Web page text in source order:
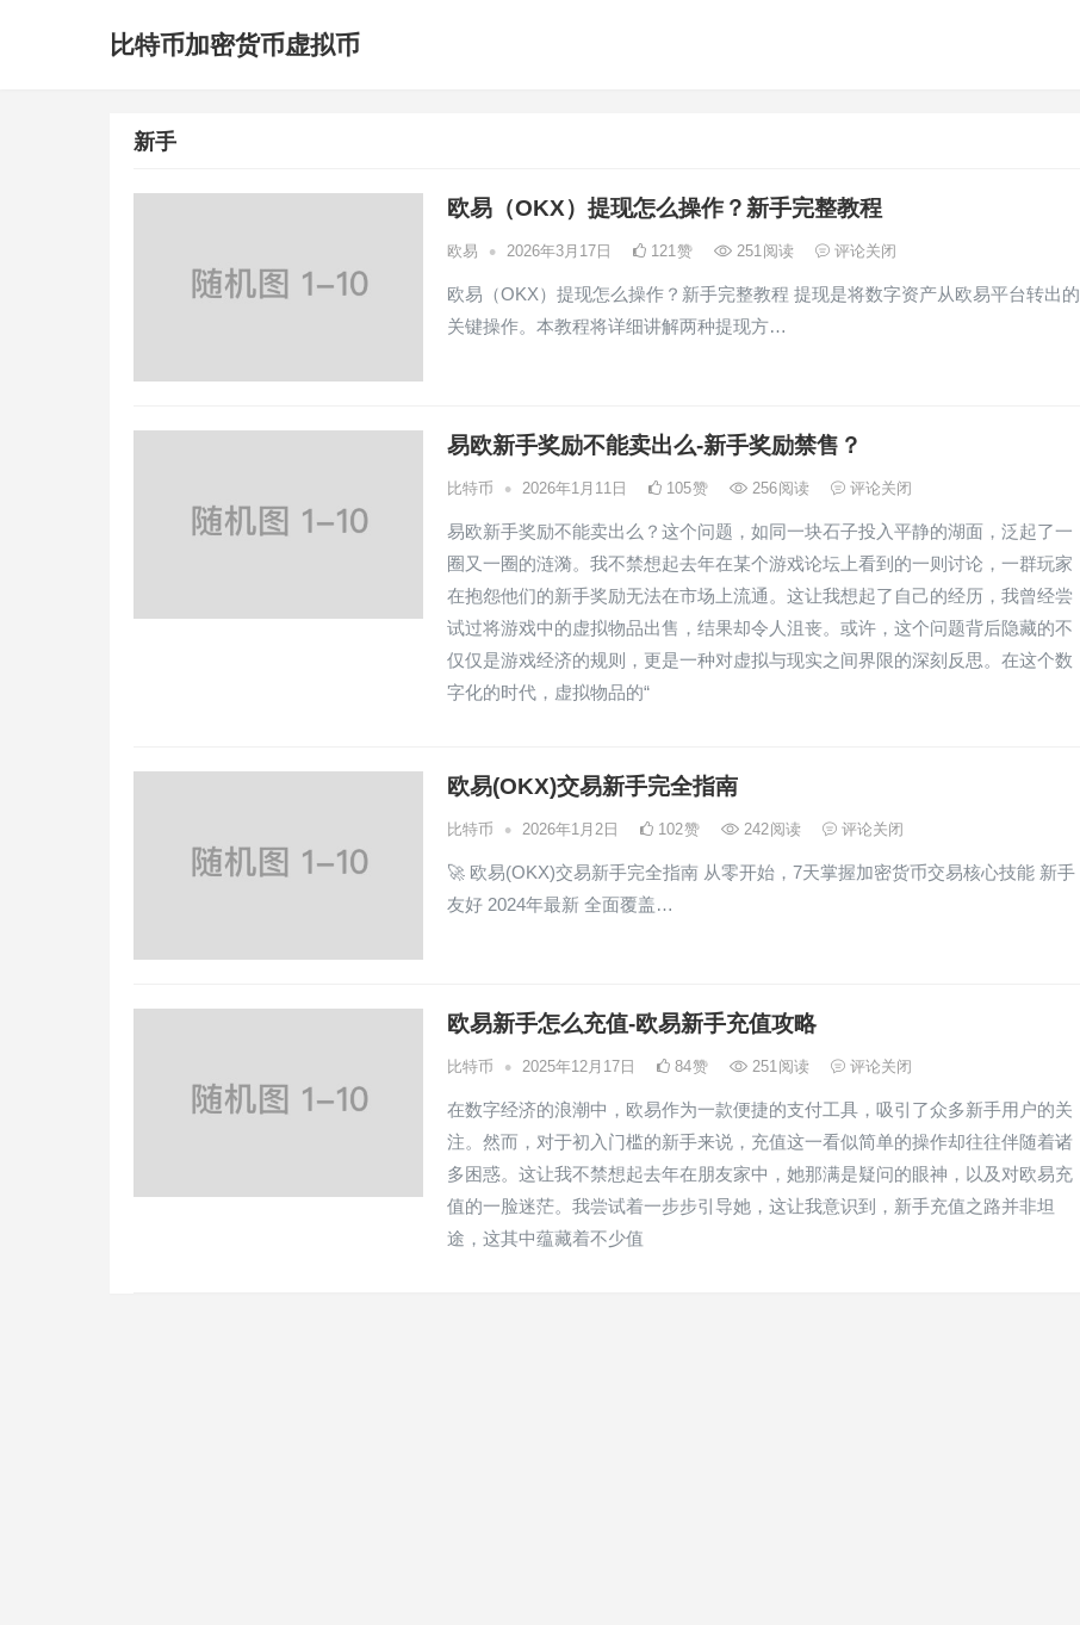
比特币加密货币虚拟币
新手
欧易（OKX）提现怎么操作？新手完整教程
欧易 • 2026年3月17日 121赞 251阅读 评论关闭
欧易（OKX）提现怎么操作？新手完整教程 提现是将数字资产从欧易平台转出的
关键操作。本教程将详细讲解两种提现方…
易欧新手奖励不能卖出么-新手奖励禁售？
比特币 • 2026年1月11日 105赞 256阅读 评论关闭
易欧新手奖励不能卖出么？这个问题，如同一块石子投入平静的湖面，泛起了一
圈又一圈的涟漪。我不禁想起去年在某个游戏论坛上看到的一则讨论，一群玩家
在抱怨他们的新手奖励无法在市场上流通。这让我想起了自己的经历，我曾经尝
试过将游戏中的虚拟物品出售，结果却令人沮丧。或许，这个问题背后隐藏的不
仅仅是游戏经济的规则，更是一种对虚拟与现实之间界限的深刻反思。在这个数
字化的时代，虚拟物品的“
欧易(OKX)交易新手完全指南
比特币 • 2026年1月2日 102赞 242阅读 评论关闭
🚀 欧易(OKX)交易新手完全指南 从零开始，7天掌握加密货币交易核心技能 新手
友好 2024年最新 全面覆盖…
欧易新手怎么充值-欧易新手充值攻略
比特币 • 2025年12月17日 84赞 251 阅读 评论关闭
在数字经济的浪潮中，欧易作为一款便捷的支付工具，吸引了众多新手用户的关
注。然而，对于初入门槛的新手来说，充值这一看似简单的操作却往往伴随着诸
多困惑。这让我不禁想起去年在朋友家中，她那满是疑问的眼神，以及对欧易充
值的一脸迷茫。我尝试着一步步引导她，这让我意识到，新手充值之路并非坦
途，这其中蕴藏着不少值